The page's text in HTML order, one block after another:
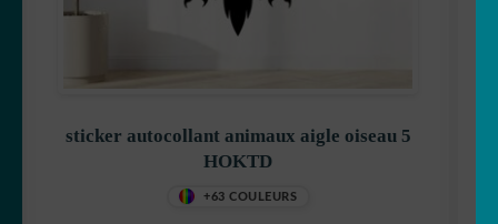
sticker autocollant animaux aigle oiseau 5
HOKTD
+63 COULEURS